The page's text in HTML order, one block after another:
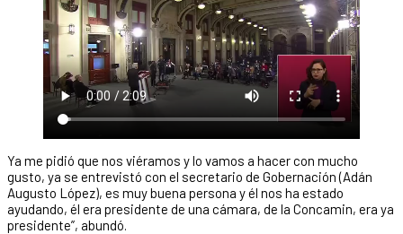
Ya me pidió que nos viéramos y lo vamos a hacer con mucho
gusto, ya se entrevistó con el secretario de Gobernación (Adán
Augusto López), es muy buena persona y él nos ha estado
ayudando, él era presidente de una cámara, de la Concamin, era ya
presidente”, abundó.